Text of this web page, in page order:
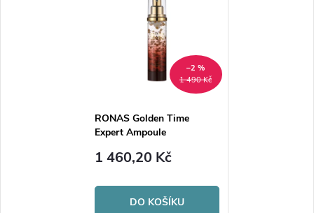
1 490 Kč
–2 %
RONAS Golden Time
Expert Ampoule
1 460,20 Kč
DO KOŠÍKU